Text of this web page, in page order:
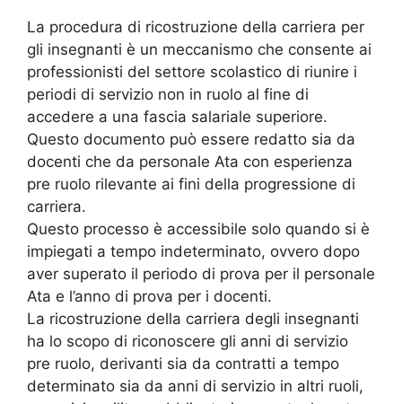
La procedura di ricostruzione della carriera per
gli insegnanti è un meccanismo che consente ai
professionisti del settore scolastico di riunire i
periodi di servizio non in ruolo al fine di
accedere a una fascia salariale superiore.
Questo documento può essere redatto sia da
docenti che da personale Ata con esperienza
pre ruolo rilevante ai fini della progressione di
carriera.
Questo processo è accessibile solo quando si è
impiegati a tempo indeterminato, ovvero dopo
aver superato il periodo di prova per il personale
Ata e l’anno di prova per i docenti.
La ricostruzione della carriera degli insegnanti
ha lo scopo di riconoscere gli anni di servizio
pre ruolo, derivanti sia da contratti a tempo
determinato sia da anni di servizio in altri ruoli,